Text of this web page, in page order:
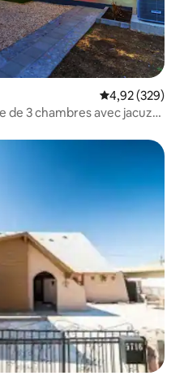
Évaluation
4,92 (329)
de 3 chambres avec jacuzzi